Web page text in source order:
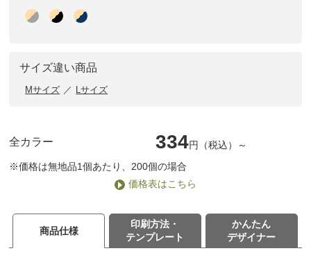
サイズ違い商品
Mサイズ Lサイズ
全カラー 334円（税込）～
※価格は無地品1個あたり、200個の場合
価格表はこちら
商品仕様
印刷方法・
テンプレート
かんたん
デザイナー